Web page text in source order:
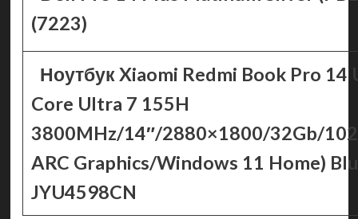
(7223)
Ноутбук Xiaomi Redmi Book Pro
Core Ultra 7 155H
3800MHz/14″/2880×1800/32Gb/
ARC Graphics/Windows 11 Home)
JYU4598CN